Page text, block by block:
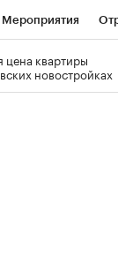
Мероприятия
РБК
цена квартиры
новостройках